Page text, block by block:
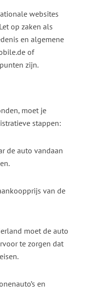
websites
op zaken als
en algemene
of
zijn.
moet je
stappen:
de auto vandaan
van de
moet de auto
te zorgen dat
en